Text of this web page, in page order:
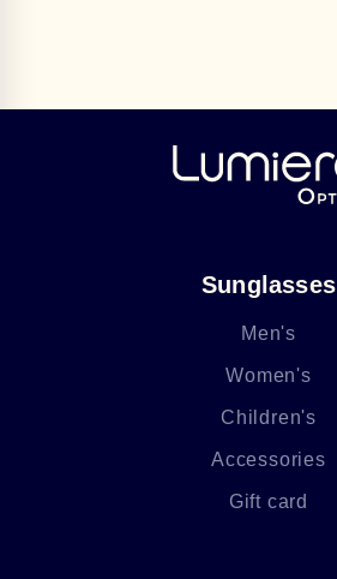
Sunglasses
Men's
Women's
Children's
Accessories
Gift card